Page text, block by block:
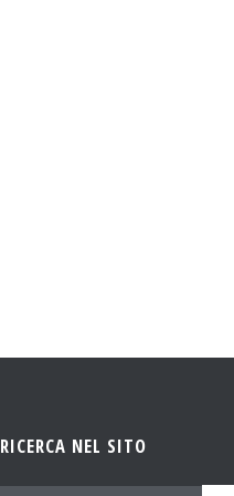
RICERCA NEL SITO